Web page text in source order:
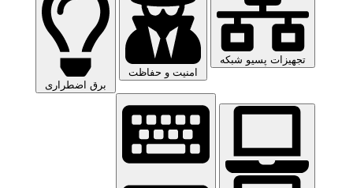
تجهیزات پسیو شبکه
امنیت و حفاظت
برق اضطراری